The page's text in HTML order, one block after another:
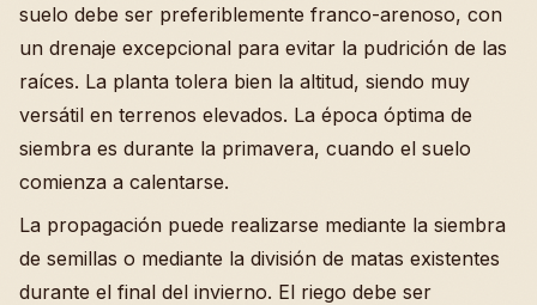
suelo debe ser preferiblemente franco-arenoso, con
un drenaje excepcional para evitar la pudrición de las
raíces. La planta tolera bien la altitud, siendo muy
versátil en terrenos elevados. La época óptima de
siembra es durante la primavera, cuando el suelo
comienza a calentarse.
La propagación puede realizarse mediante la siembra
de semillas o mediante la división de matas existentes
durante el final del invierno. El riego debe ser